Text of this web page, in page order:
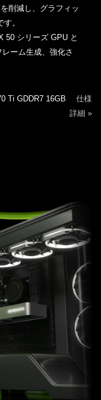
削減し、グラフィッ
。
50 シリーズ GPU と
ーム生成、強化さ
Ti GDDR7 16GB 仕様
詳細 »